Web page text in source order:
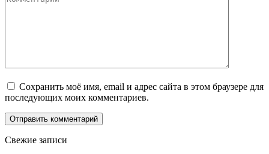
Сохранить моё имя, email и адрес сайта в этом браузере для
последующих моих комментариев.
Свежие записи